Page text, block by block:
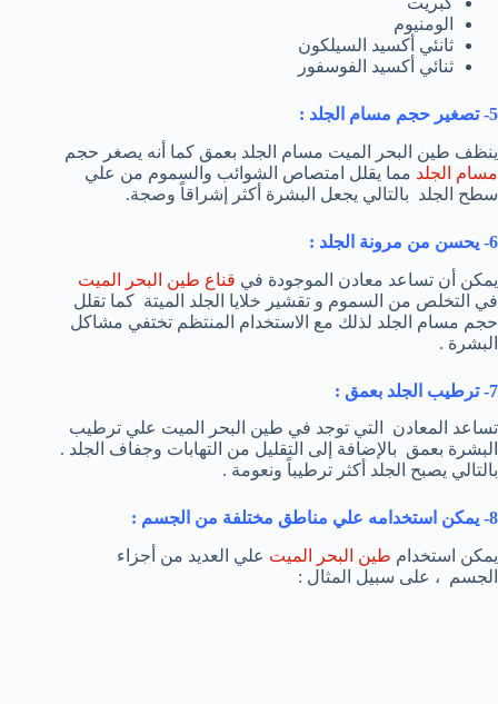
الومنيوم
ثانئي أكسيد السيلكون
ثنائي أكسيد الفوسفور
5- تصغير حجم مسام الجلد :
ينظف طين البحر الميت مسام الجلد بعمق كما أنه يصغر حجم
مسام الجلد مما يقلل امتصاص الشوائب والسموم من علي
سطح الجلد بالتالي يجعل البشرة أكثر إشراقاً وصجة.
6- يحسن من مرونة الجلد :
يمكن أن تساعد معادن الموجودة في قناع طين البحر الميت
في التخلص من السموم و تقشير خلايا الجلد الميتة كما تقلل
حجم مسام الجلد لذلك مع الاستخدام المنتظم تختفي مشاكل
البشرة .
7- ترطيب الجلد بعمق :
تساعد المعادن التي توجد في طين البحر الميت علي ترطيب
البشرة بعمق بالإضافة إلى التقليل من التهابات وجفاف الجلد .
بالتالي يصبح الجلد أكثر ترطيباً ونعومة .
8- يمكن استخدامه علي مناطق مختلفة من الجسم :
يمكن استخدام طين البحر الميت علي العديد من أجزاء
الجسم ، على سبيل المثال :